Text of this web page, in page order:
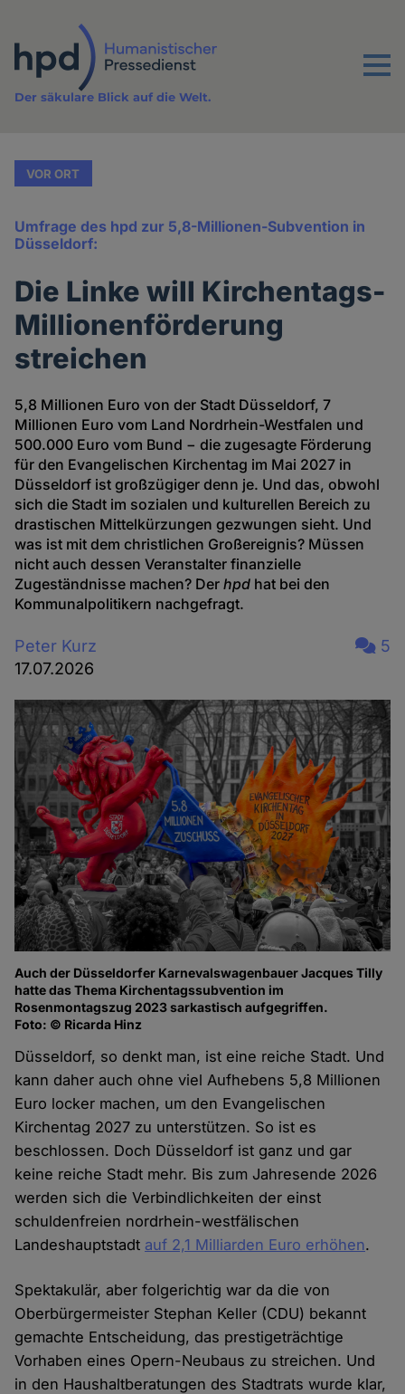
Inhalt
Menu
Der säkulare Blick auf die Welt.
VOR ORT
Umfrage des hpd zur 5,8-Millionen-Subvention in
Düsseldorf:
Die Linke will Kirchentags-
Millionenförderung
streichen
5,8 Millionen Euro von der Stadt Düsseldorf, 7
Millionen Euro vom Land Nordrhein-Westfalen und
500.000 Euro vom Bund − die zugesagte Förderung
für den Evangelischen Kirchentag im Mai 2027 in
Düsseldorf ist großzügiger denn je. Und das, obwohl
sich die Stadt im sozialen und kulturellen Bereich zu
drastischen Mittelkürzungen gezwungen sieht. Und
was ist mit dem christlichen Großereignis? Müssen
nicht auch dessen Veranstalter finanzielle
Zugeständnisse machen? Derhpd hat bei den
Kommunalpolitikern nachgefragt.
Peter Kurz
17.07.2026
5
Auch der Düsseldorfer Karnevalswagenbauer Jacques Tilly
hatte das Thema Kirchentagssubvention im
Rosenmontagszug 2023 sarkastisch aufgegriffen.
Foto: © Ricarda Hinz
Düsseldorf, so denkt man, ist eine reiche Stadt. Und
kann daher auch ohne viel Aufhebens 5,8 Millionen
Euro locker machen, um den Evangelischen
Kirchentag 2027 zu unterstützen. So ist es
beschlossen. Doch Düsseldorf ist ganz und gar
keine reiche Stadt mehr. Bis zum Jahresende 2026
werden sich die Verbindlichkeiten der einst
schuldenfreien nordrhein-westfälischen
Landeshauptstadt auf 2,1 Milliarden Euro erhöhen.
Spektakulär, aber folgerichtig war da die von
Oberbürgermeister Stephan Keller (CDU) bekannt
gemachte Entscheidung, das prestigeträchtige
Vorhaben eines Opern-Neubaus zu streichen. Und
in den Haushaltberatungen des Stadtrats wurde klar,